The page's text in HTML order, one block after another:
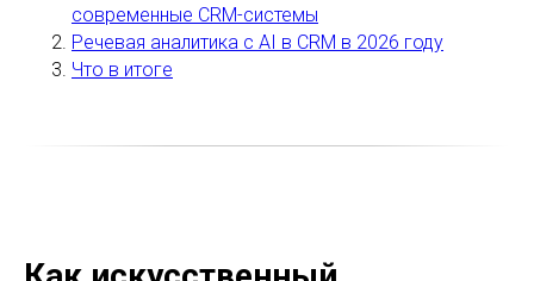
современные CRM-системы
Речевая аналитика с AI в CRM в 2026 году
Что в итоге